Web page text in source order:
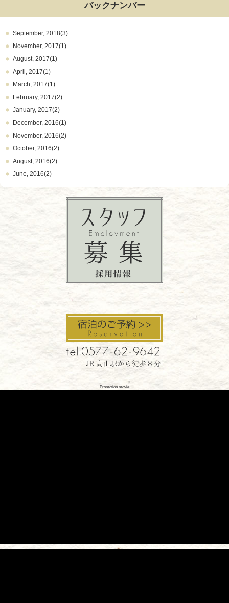
バックナンバー
September, 2018(3)
November, 2017(1)
August, 2017(1)
April, 2017(1)
March, 2017(1)
February, 2017(2)
January, 2017(2)
December, 2016(1)
November, 2016(2)
October, 2016(2)
August, 2016(2)
June, 2016(2)
Promotion movie